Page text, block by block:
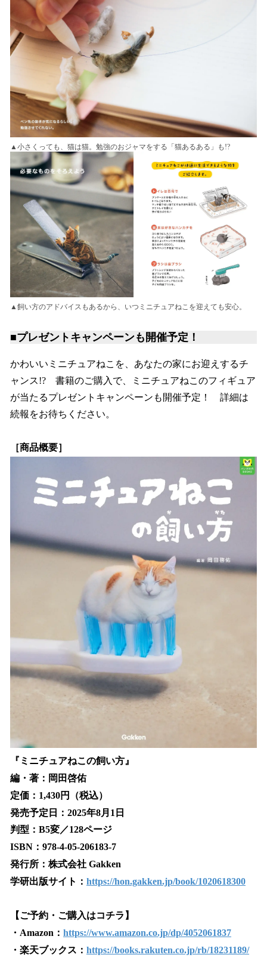
▲小さくっても、猫は猫。勉強のおジャマをする「猫あるある」も!?
▲飼い方のアドバイスもあるから、いつミニチュアねこを迎えても安心。
■プレゼントキャンペーンも開催予定！
かわいいミニチュアねこを、あなたの家にお迎えするチ
ャンス!? 書籍のご購入で、ミニチュアねこのフィギュア
が当たるプレゼントキャンペーンも開催予定！ 詳細は
続報をお待ちください。
［商品概要］
『ミニチュアねこの飼い方』
編・著：岡田啓佑
定価：1,430円（税込）
発売予定日：2025年8月1日
判型：B5変／128ページ
ISBN：978-4-05-206183-7
発行所：株式会社 Gakken
学研出版サイト： https://hon.gakken.jp/book/1020618300
【ご予約・ご購入はコチラ】
・Amazon： https://www.amazon.co.jp/dp/4052061837
・楽天ブックス： https://books.rakuten.co.jp/rb/18231189/